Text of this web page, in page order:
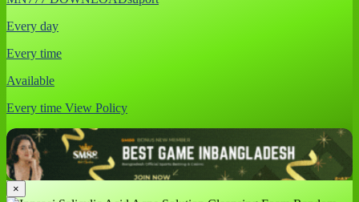
Every day
Every time
Available
Every time View Policy
×